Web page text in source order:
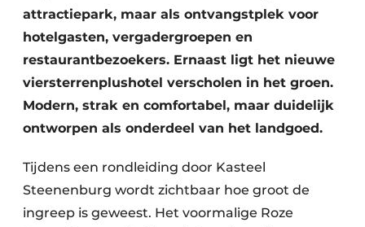
attractiepark, maar als ontvangstplek voor
hotelgasten, vergadergroepen en
restaurantbezoekers. Ernaast ligt het nieuwe
viersterrenplushotel verscholen in het groen.
Modern, strak en comfortabel, maar duidelijk
ontworpen als onderdeel van het landgoed.
Tijdens een rondleiding door Kasteel
Steenenburg wordt zichtbaar hoe groot de
ingreep is geweest. Het voormalige Roze